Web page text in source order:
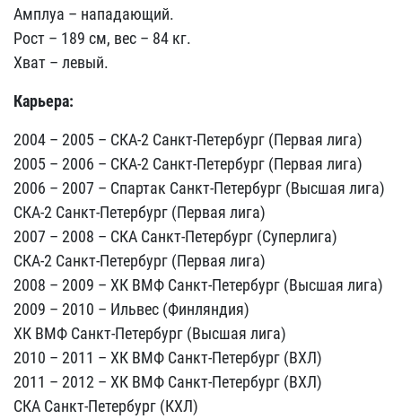
Амплуа – нападающий.
Рост – 189 см, вес – 84 кг.
Хват – левый.
Карьера:
2004 – 2005 – СКА-2 Санкт-Петербург (Первая лига)
2005 – 2006 – СКА-2 Санкт-Петербург (Первая лига)
2006 – 2007 – Спартак Санкт-Петербург (Высшая лига)
СКА-2 Санкт-Петербург (Первая лига)
2007 – 2008 – СКА Санкт-Петербург (Суперлига)
СКА-2 Санкт-Петербург (Первая лига)
2008 – 2009 – ХК ВМФ Санкт-Петербург (Высшая лига)
2009 – 2010 – Ильвес (Финляндия)
ХК ВМФ Санкт-Петербург (Высшая лига)
2010 – 2011 – ХК ВМФ Санкт-Петербург (ВХЛ)
2011 – 2012 – ХК ВМФ Санкт-Петербург (ВХЛ)
СКА Санкт-Петербург (КХЛ)